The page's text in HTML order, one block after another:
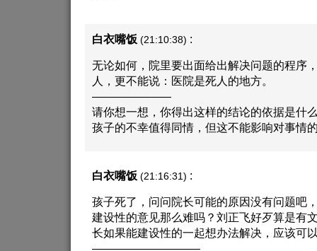
白衣嘴饭 (21:10:38) :
无论如何，院里要出面给出解决问题的程序
人，更不能说：医院是死人的地方。
———————
请你想一想，你得出这样的结论的依据是什
孩子的不幸值得同情，但这不能影响对事情
白衣嘴饭 (21:16:31) :
孩子死了，问问院长可能的原因没有问题吧
建设性的意见那么难吗？刘正飞好歹算是有
长如果能建设性的一起想办法解决，应该可
—————————–